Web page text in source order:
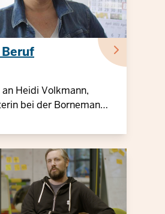
an Heidi Volkmann,
bei der Bornemann-